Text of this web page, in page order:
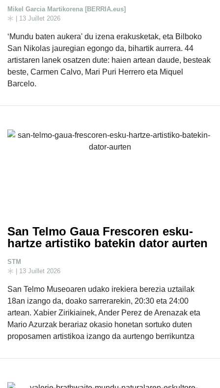
Mikel Garcia Martikorena [BERRIA.eus]
| 13 Juillet 2026
‘Mundu baten aukera' du izena erakusketak, eta Bilboko
San Nikolas jauregian egongo da, bihartik aurrera. 44
artistaren lanek osatzen dute: haien artean daude, besteak
beste, Carmen Calvo, Mari Puri Herrero eta Miquel
Barcelo.
San Telmo Gaua Frescoren esku-
hartze artistiko batekin dator aurten
STM
| 13 Juillet 2026
San Telmo Museoaren udako irekiera berezia uztailak
18an izango da, doako sarrerarekin, 20:30 eta 24:00
artean. Xabier Zirikiainek, Ander Perez de Arenazak eta
Mario Azurzak berariaz okasio honetan sortuko duten
proposamen artistikoa izango da aurtengo berrikuntza